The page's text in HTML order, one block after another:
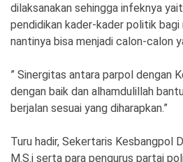
dilaksanakan sehingga infeknya
pendidikan kader-kader politik bagi
nantinya bisa menjadi calon-calon
” Sinergitas antara parpol dengan
dengan baik dan alhamdulillah
berjalan sesuai yang diharapkan.”
Turu hadir, Sekertaris Kesbangpol
M.S.i serta para pengurus partai